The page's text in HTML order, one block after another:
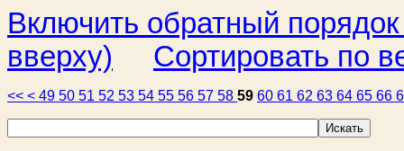
Включить обратный
вверху)
Сортировать по
<< < 49 50 51 52 53 54 55 56 57 58 59 60 61 62 63 64 65 66